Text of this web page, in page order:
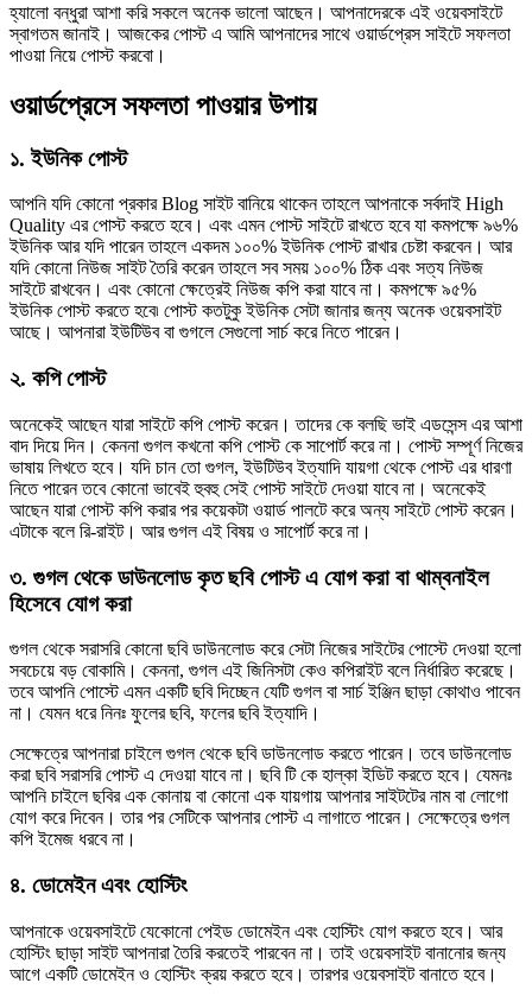
হ্যালো বন্ধুরা আশা করি সকলে অনেক ভালো আছেন। আপনাদেরকে এই ওয়েবসাইটে
স্বাগতম জানাই। আজকের পোস্ট এ আমি আপনাদের সাথে ওয়ার্ডপ্রেস সাইটে সফলতা
পাওয়া নিয়ে পোস্ট করবো।
ওয়ার্ডপ্রেসে সফলতা পাওয়ার উপায়
১. ইউনিক পোস্ট
আপনি যদি কোনো প্রকার Blog সাইট বানিয়ে থাকেন তাহলে আপনাকে সর্বদাই High
Quality এর পোস্ট করতে হবে। এবং এমন পোস্ট সাইটে রাখতে হবে যা কমপক্ষে ৯৬%
ইউনিক আর যদি পারেন তাহলে একদম ১০০% ইউনিক পোস্ট রাখার চেষ্টা করবেন। আর
যদি কোনো নিউজ সাইট তৈরি করেন তাহলে সব সময় ১০০% ঠিক এবং সত্য নিউজ
সাইটে রাখবেন। এবং কোনো ক্ষেত্রেই নিউজ কপি করা যাবে না। কমপক্ষে ৯৫%
ইউনিক পোস্ট করতে হবে৷ পোস্ট কতটুকু ইউনিক সেটা জানার জন্য অনেক ওয়েবসাইট
আছে। আপনারা ইউটিউব বা গুগলে সেগুলো সার্চ করে নিতে পারেন।
২. কপি পোস্ট
অনেকেই আছেন যারা সাইটে কপি পোস্ট করেন। তাদের কে বলছি ভাই এডসেন্স এর আশা
বাদ দিয়ে দিন। কেননা গুগল কখনো কপি পোস্ট কে সাপোর্ট করে না। পোস্ট সম্পূর্ণ নিজের
ভাষায় লিখতে হবে। যদি চান তো গুগল, ইউটিউব ইত্যাদি যায়গা থেকে পোস্ট এর ধারণা
নিতে পারেন তবে কোনো ভাবেই হুবহু সেই পোস্ট সাইটে দেওয়া যাবে না। অনেকেই
আছেন যারা পোস্ট কপি করার পর কয়েকটা ওয়ার্ড পালটে করে অন্য সাইটে পোস্ট করেন।
এটাকে বলে রি-রাইট। আর গুগল এই বিষয় ও সাপোর্ট করে না।
৩. গুগল থেকে ডাউনলোড কৃত ছবি পোস্ট এ যোগ করা বা থাম্বনাইল
হিসেবে যোগ করা
গুগল থেকে সরাসরি কোনো ছবি ডাউনলোড করে সেটা নিজের সাইটের পোস্টে দেওয়া হলো
সবচেয়ে বড় বোকামি। কেননা, গুগল এই জিনিসটা কেও কপিরাইট বলে নির্ধারিত করেছে।
তবে আপনি পোস্টে এমন একটি ছবি দিচ্ছেন যেটি গুগল বা সার্চ ইঞ্জিন ছাড়া কোথাও পাবেন
না। যেমন ধরে নিনঃ ফুলের ছবি, ফলের ছবি ইত্যাদি।
সেক্ষেত্রে আপনারা চাইলে গুগল থেকে ছবি ডাউনলোড করতে পারেন। তবে ডাউনলোড
করা ছবি সরাসরি পোস্ট এ দেওয়া যাবে না। ছবি টি কে হাল্কা ইডিট করতে হবে। যেমনঃ
আপনি চাইলে ছবির এক কোনায় বা কোনো এক যায়গায় আপনার সাইটটের নাম বা লোগো
যোগ করে দিবেন। তার পর সেটিকে আপনার পোস্ট এ লাগাতে পারেন। সেক্ষেত্রে গুগল
কপি ইমেজ ধরবে না।
৪. ডোমেইন এবং হোস্টিং
আপনাকে ওয়েবসাইটে যেকোনো পেইড ডোমেইন এবং হোস্টিং যোগ করতে হবে। আর
হোস্টিং ছাড়া সাইট আপনারা তৈরি করতেই পারবেন না। তাই ওয়েবসাইট বানানোর জন্য
আগে একটি ডোমেইন ও হোস্টিং ক্রয় করতে হবে। তারপর ওয়েবসাইট বানাতে হবে।